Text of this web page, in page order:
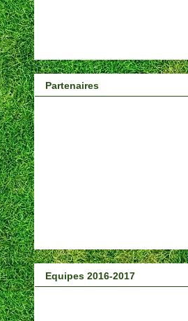
Partenaires
Equipes 2016-2017